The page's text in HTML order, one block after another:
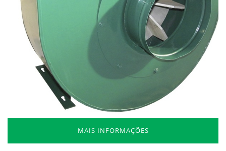
MAIS INFORMAÇÕES